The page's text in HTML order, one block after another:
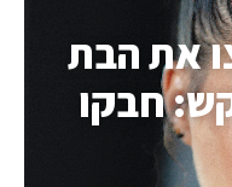
את הבת
חבקו